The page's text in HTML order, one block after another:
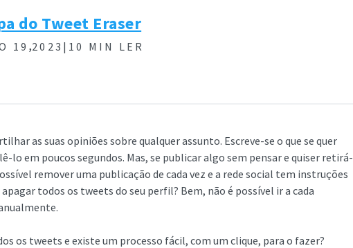
do Tweet Eraser
19 ,2023| 10 MIN LER
as suas opiniões sobre qualquer assunto. Escreve-se o que se quer
lo em poucos segundos. Mas, se publicar algo sem pensar e quiser retirá-
remover uma publicação de cada vez e a rede social tem instruções
todos os tweets do seu perfil? Bem, não é possível ir a cada
os tweets e existe um processo fácil, com um clique, para o fazer?